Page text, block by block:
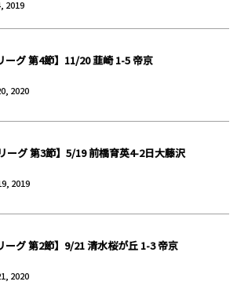
2019
ーグ 第4節】11/20 韮崎 1-5 帝京
2020
リーグ 第3節】5/19 前橋育英4-2日大藤沢
2019
ーグ 第2節】9/21 清水桜が丘 1-3 帝京
2020